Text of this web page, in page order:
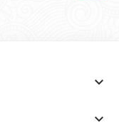

